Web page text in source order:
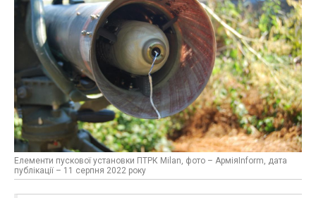
Елементи пускової установки ПТРК Milan, фото – АрміяInform, дата
публікації – 11 серпня 2022 року